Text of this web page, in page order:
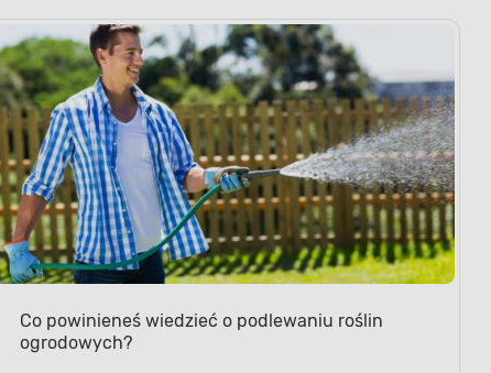
Co powinieneś wiedzieć o podlewaniu roślin
ogrodowych?